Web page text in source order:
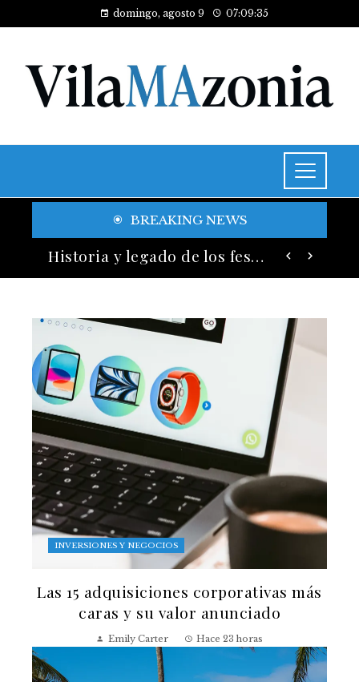
domingo, agosto 9 07:09:37
BREAKING NEWS
Historia y legado de los festivales de música más antiguos
INVERSIONES Y NEGOCIOS
Las 15 adquisiciones corporativas más
caras y su valor anunciado
Emily Carter Hace 23 horas